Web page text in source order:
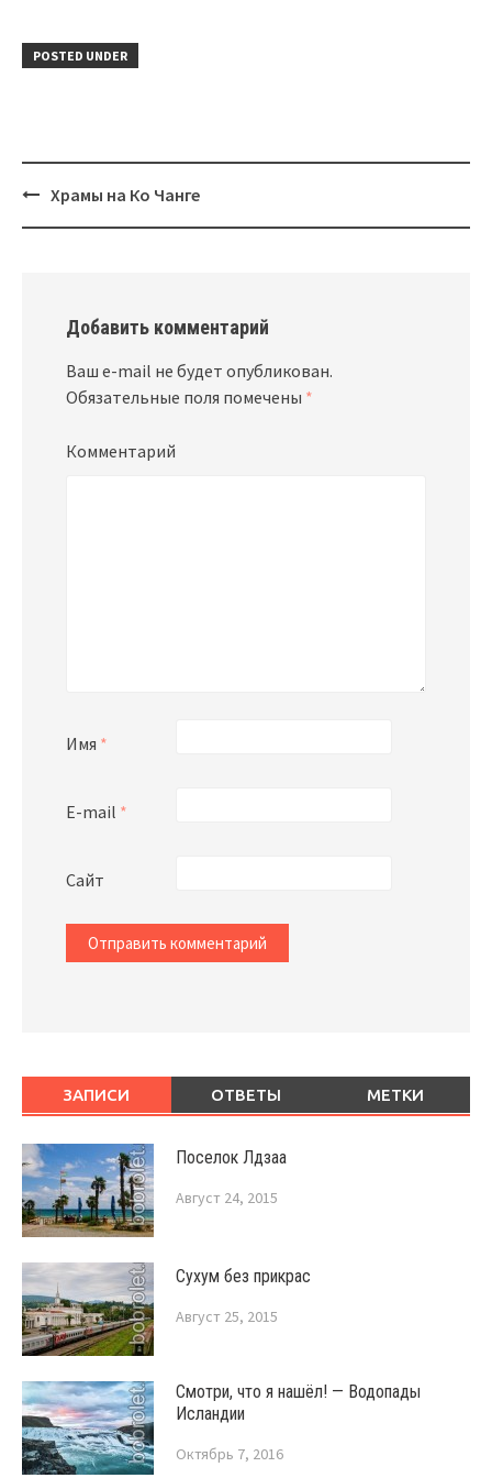
POSTED UNDER
Post
Храмы на Ко Чанге
Добавить комментарий
Ваш e-mail не будет опубликован.
Обязательные поля помечены *
Комментарий
Имя *
E-mail *
Сайт
ЗАПИСИ ОТВЕТЫ МЕТКИ
Поселок Лдзаа
Август 24, 2015
Сухум без прикрас
Август 25, 2015
Смотри, что я нашёл! — Водопады
Исландии
Октябрь 7, 2016